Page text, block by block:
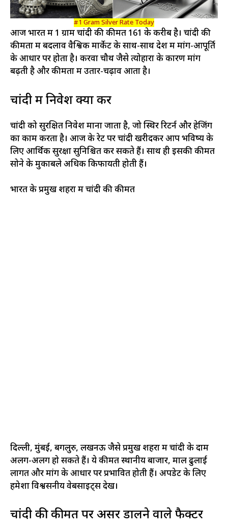
#1 Gram Silver Rate Today
आज भारत में 1 ग्राम चांदी की कीमत ₹161 के करीब है। चांदी की
कीमतों में बदलाव वैश्विक मार्केट के साथ-साथ देश में मांग-आपूर्ति
के आधार पर होता है। करवा चौथ जैसे त्योहारों के कारण मांग
बढ़ती है और कीमतों में उतार-चढ़ाव आता है।
चांदी में निवेश क्यों करें
चांदी को सुरक्षित निवेश माना जाता है, जो स्थिर रिटर्न और हेजिंग
का काम करता है। आज के रेट पर चांदी खरीदकर आप भविष्य के
लिए आर्थिक सुरक्षा सुनिश्चित कर सकते हैं। साथ ही इसकी कीमतें
सोने के मुकाबले अधिक किफायती होती हैं।
भारत के प्रमुख शहरों में चांदी की कीमतें
दिल्ली, मुंबई, बेंगलुरु, लखनऊ जैसे प्रमुख शहरों में चांदी के दाम
अलग-अलग हो सकते हैं। ये कीमतें स्थानीय बाजार, माल ढुलाई
लागत और मांग के आधार पर प्रभावित होती हैं। अपडेट के लिए
हमेशा विश्वसनीय वेबसाइट्स देखें।
चांदी की कीमत पर असर डालने वाले फैक्टर